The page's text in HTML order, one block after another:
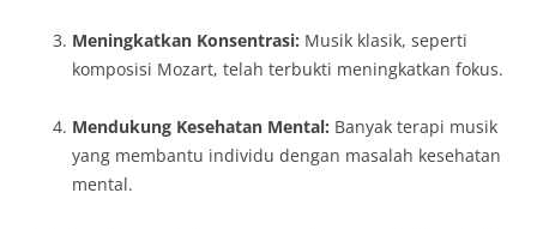
Meningkatkan Konsentrasi: Musik klasik, seperti
komposisi Mozart, telah terbukti meningkatkan fokus.
Mendukung Kesehatan Mental: Banyak terapi musik
yang membantu individu dengan masalah kesehatan
mental.